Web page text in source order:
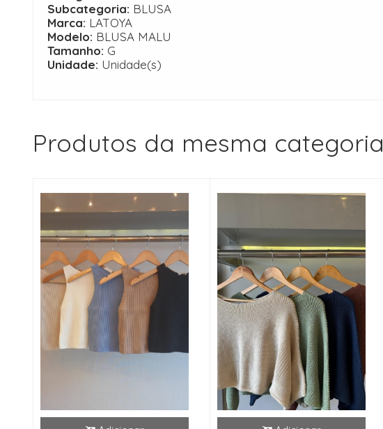
Subcategoria: BLUSA
Marca: LATOYA
Modelo: BLUSA MALU
Tamanho: G
Unidade: Unidade(s)
Produtos da mesma categoria